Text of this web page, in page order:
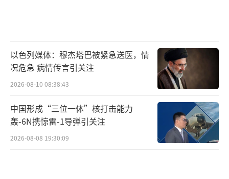
以色列媒体：穆杰塔巴被紧急送医，情
况危急 病情传言引关注
2026-08-10 08:38:43
中国形成“三位一体”核打击能力
轰-6N携惊雷-1导弹引关注
2026-08-08 19:30:09